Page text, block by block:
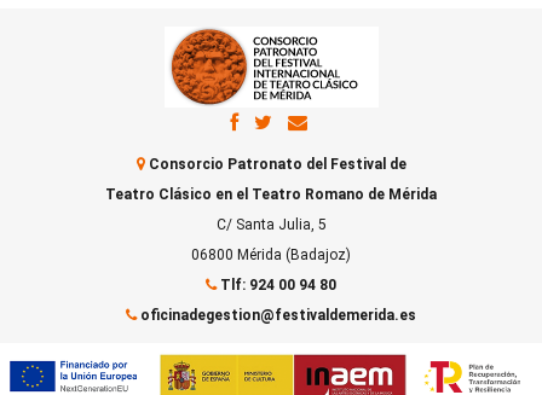
Consorcio Patronato del Festival de
Teatro Clásico en el Teatro Romano de Mérida
C/ Santa Julia, 5
06800 Mérida (Badajoz)
Tlf: 924 00 94 80
oficinadegestion@festivaldemerida.es